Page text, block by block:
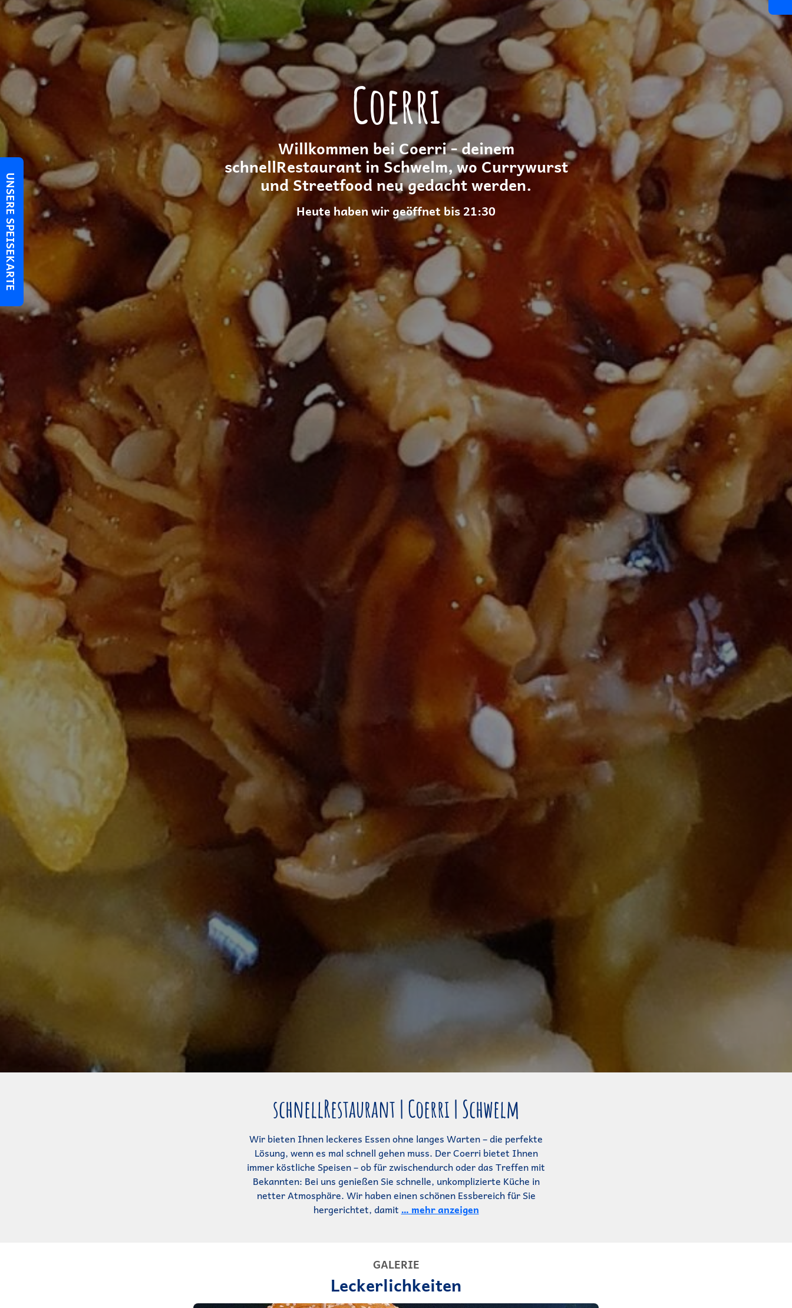
Coerri
Willkommen bei Coerri - deinem
schnellRestaurant in Schwelm, wo Currywurst
und Streetfood neu gedacht werden.
Heute haben wir geöffnet bis 21:30
UNSERE SPEISEKARTE
schnellRestaurant | Coerri | Schwelm
Wir bieten Ihnen leckeres Essen ohne langes Warten – die perfekte
Lösung, wenn es mal schnell gehen muss. Der Coerri bietet Ihnen
immer köstliche Speisen – ob für zwischendurch oder das Treffen mit
Bekannten: Bei uns genießen Sie schnelle, unkomplizierte Küche in
netter Atmosphäre. Wir haben einen schönen Essbereich für Sie
hergerichtet, damit… mehr anzeigen
GALERIE
Leckerlichkeiten